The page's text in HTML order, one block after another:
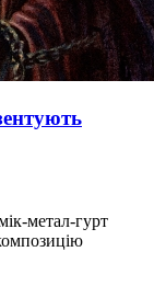
метал-гурт